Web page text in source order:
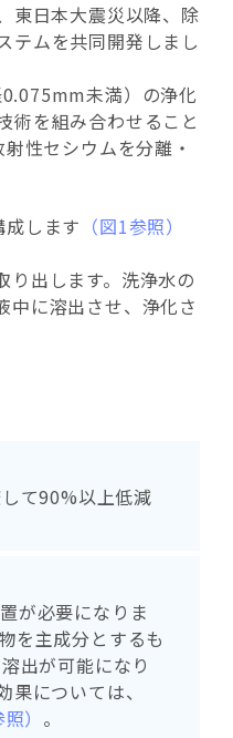
東日本大震災以降、除
テムを共同開発しまし
未満）の浄化
術を組み合わせること
性セシウムを分離・
します （図1参照）
り出します。洗浄水の
中に溶出させ、浄化さ
て90%以上低減
が必要になりま
を主成分とするも
出が可能になり
については、
） 。